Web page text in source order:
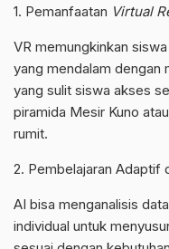
1. Pemanfaatan Virtual
VR memungkinkan
yang mendalam dengan
yang sulit siswa akses
piramida Mesir Kuno
rumit.
2. Pembelajaran Adaptif
AI bisa menganalisis
individual untuk